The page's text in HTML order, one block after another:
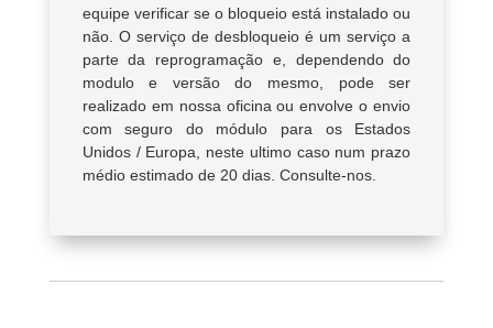
equipe verificar se o bloqueio está instalado ou
não. O serviço de desbloqueio é um serviço a
parte da reprogramação e, dependendo do
modulo e versão do mesmo, pode ser
realizado em nossa oficina ou envolve o envio
com seguro do módulo para os Estados
Unidos / Europa, neste ultimo caso num prazo
médio estimado de 20 dias. Consulte-nos.